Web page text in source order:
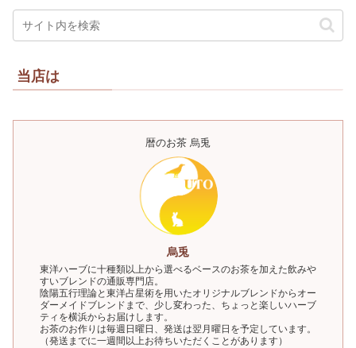
当店は
暦のお茶 烏兎
烏兎
東洋ハーブに十種類以上から選べるベースのお茶を加えた飲みや
すいブレンドの通販専門店。
陰陽五行理論と東洋占星術を用いたオリジナルブレンドからオー
ダーメイドブレンドまで、少し変わった、ちょっと楽しいハーブ
ティを横浜からお届けします。
お茶のお作りは毎週日曜日、発送は翌月曜日を予定しています。
（発送までに一週間以上お待ちいただくことがあります）